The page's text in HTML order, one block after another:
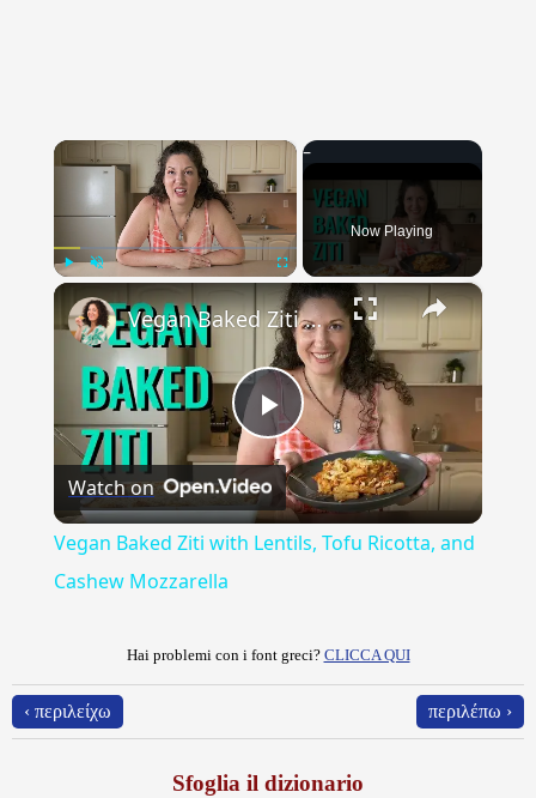
×
Fullscreen
Now Playing
×
Play
Video
Vegan Baked Ziti with Lentils, Tofu Ricotta, and Cashew Mozzarella
Watch on
Vegan Baked Ziti with Lentils, Tofu Ricotta, and
Cashew Mozzarella
Hai problemi con i font greci? CLICCA QUI
‹ περιλείχω περιλέπω ›
Sfoglia il dizionario